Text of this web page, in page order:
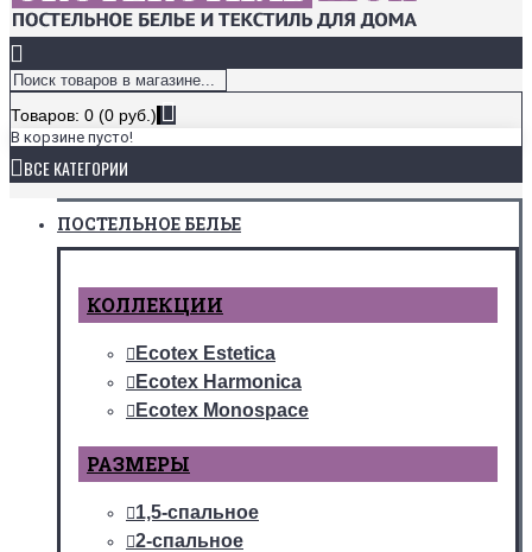
Товаров: 0 (0 руб.)
В корзине пусто!
ВСЕ КАТЕГОРИИ
ПОСТЕЛЬНОЕ БЕЛЬЕ
КОЛЛЕКЦИИ
Ecotex Estetica
Ecotex Harmonica
Ecotex Monospace
РАЗМЕРЫ
1,5-спальное
2-спальное